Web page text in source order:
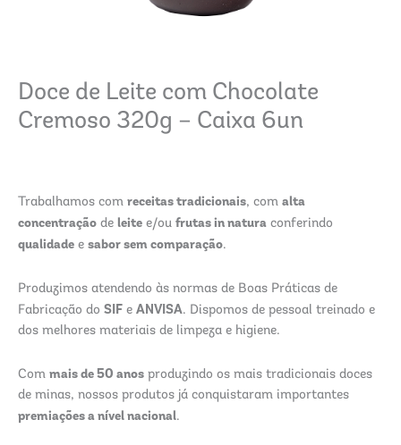
Doce de Leite com Chocolate
Cremoso 320g – Caixa 6un
Trabalhamos com receitas tradicionais, com alta
concentração de leite e/ou frutas in natura conferindo
qualidade e sabor sem comparação.
Produzimos atendendo às normas de Boas Práticas de
Fabricação do SIF e ANVISA. Dispomos de pessoal treinado e
dos melhores materiais de limpeza e higiene.
Com mais de 50 anos produzindo os mais tradicionais doces
de minas, nossos produtos já conquistaram importantes
premiações a nível nacional.